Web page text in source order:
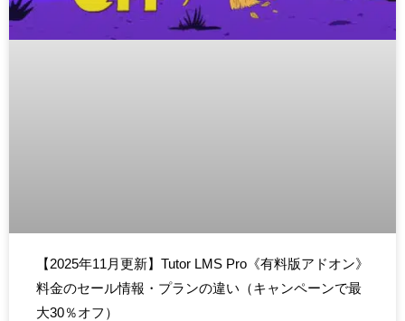
【2025年11月更新】Tutor LMS Pro《有料版アドオン》
料金のセール情報・プランの違い（キャンペーンで最
大30％オフ）